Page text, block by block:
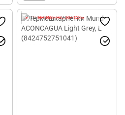
УТОЧНЮЙТЕ НАЯВНІСТЬ